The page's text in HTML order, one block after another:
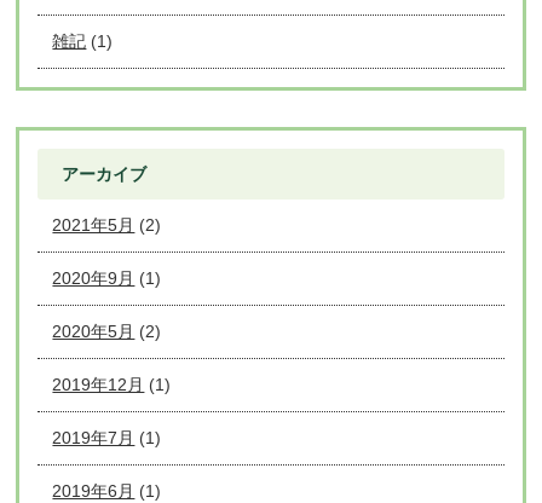
雑記 (1)
アーカイブ
2021年5月 (2)
2020年9月 (1)
2020年5月 (2)
2019年12月 (1)
2019年7月 (1)
2019年6月 (1)